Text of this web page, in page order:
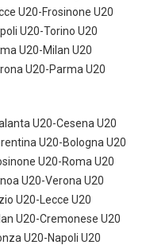
U20-Frosinone U20
U20-Torino U20
U20-Milan U20
U20-Parma U20
U20-Cesena U20
U20-Bologna U20
U20-Roma U20
U20-Verona U20
U20-Lecce U20
U20-Cremonese U20
U20-Napoli U20